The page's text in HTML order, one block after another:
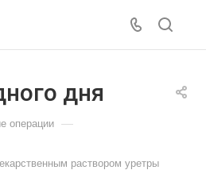
дня
операции —
раствором уретры